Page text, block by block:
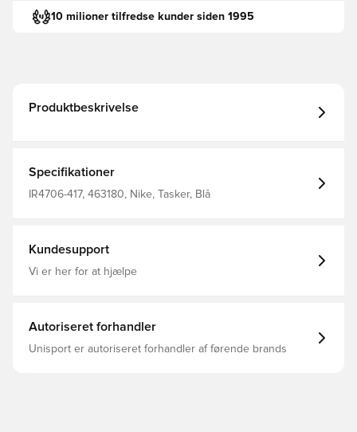
10 milioner tilfredse kunder siden 1995
Produktbeskrivelse
Specifikationer
IR4706-417, 463180, Nike, Tasker, Blå
Kundesupport
Vi er her for at hjælpe
Autoriseret forhandler
Unisport er autoriseret forhandler af førende brands